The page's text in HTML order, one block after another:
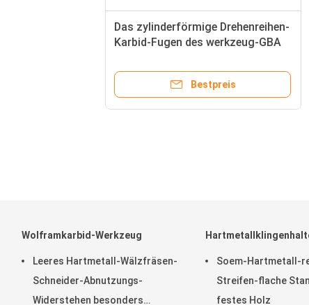
Das zylinderförmige Drehenreihen-
Karbid-Fugen des werkzeug-GBA
Bestpreis
Wolframkarbid-Werkzeug
Leeres Hartmetall-Wälzfräsen-
Schneider-Abnutzungs-
Widerstehen besonders
Soem-Hartmetall-
Streifen-flache
festes Holz